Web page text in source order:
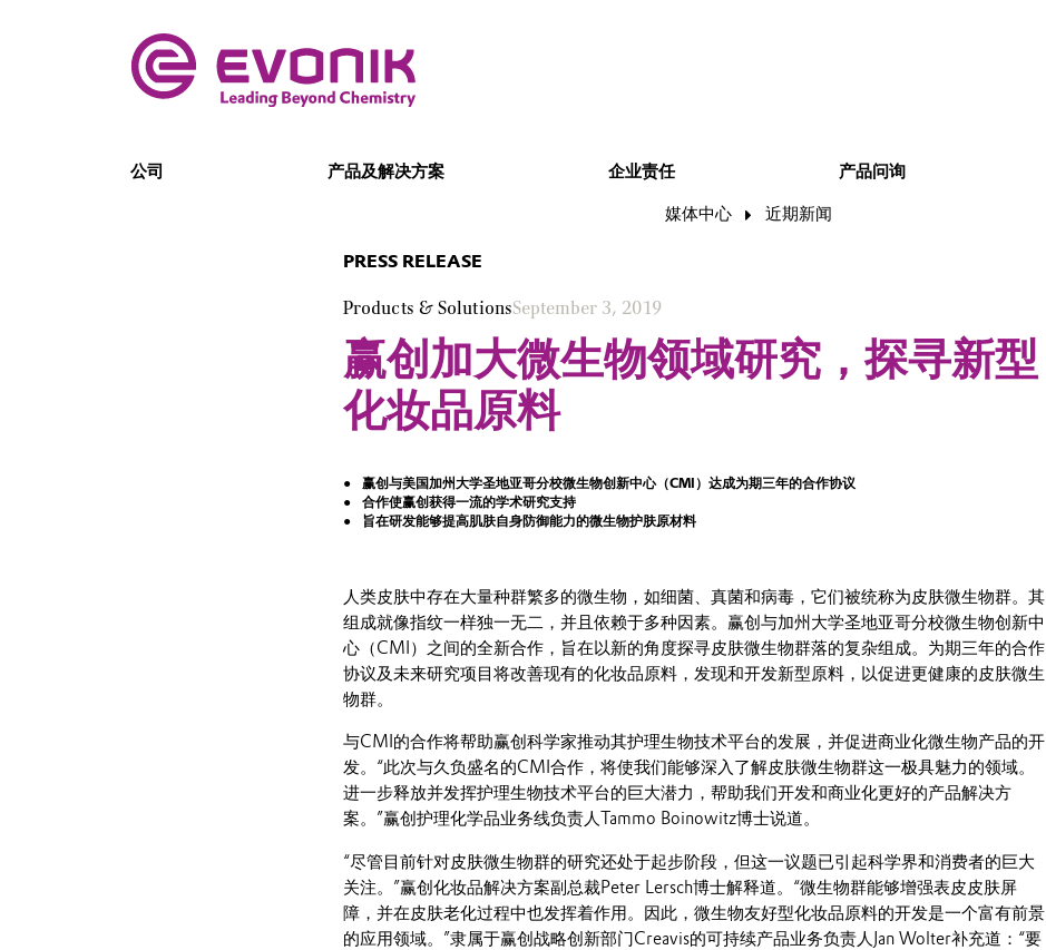
公司 产品及解决方案 企业责任 产品问询
媒体中心 近期新闻
PRESS RELEASE
Products & SolutionsSeptember 3, 2019
赢创加大微生物领域研究，探寻新型
化妆品原料
赢创与美国加州大学圣地亚哥分校微生物创新中心（CMI）达成为期三年的合作协议
合作使赢创获得一流的学术研究支持
旨在研发能够提高肌肤自身防御能力的微生物护肤原材料
人类皮肤中存在大量种群繁多的微生物，如细菌、真菌和病毒，它们被统称为皮肤微生物群。其
组成就像指纹一样独一无二，并且依赖于多种因素。赢创与加州大学圣地亚哥分校微生物创新中
心（CMI）之间的全新合作，旨在以新的角度探寻皮肤微生物群落的复杂组成。为期三年的合作
协议及未来研究项目将改善现有的化妆品原料，发现和开发新型原料，以促进更健康的皮肤微生
物群。
与CMI的合作将帮助赢创科学家推动其护理生物技术平台的发展，并促进商业化微生物产品的开
发。“此次与久负盛名的CMI合作，将使我们能够深入了解皮肤微生物群这一极具魅力的领域。
进一步释放并发挥护理生物技术平台的巨大潜力，帮助我们开发和商业化更好的产品解决方
案。”赢创护理化学品业务线负责人Tammo Boinowitz博士说道。
“尽管目前针对皮肤微生物群的研究还处于起步阶段，但这一议题已引起科学界和消费者的巨大
关注。”赢创化妆品解决方案副总裁Peter Lersch博士解释道。“微生物群能够增强表皮皮肤屏
障，并在皮肤老化过程中也发挥着作用。因此，微生物友好型化妆品原料的开发是一个富有前景
的应用领域。”隶属于赢创战略创新部门Creavis的可持续产品业务负责人Jan Wolter补充道：“要